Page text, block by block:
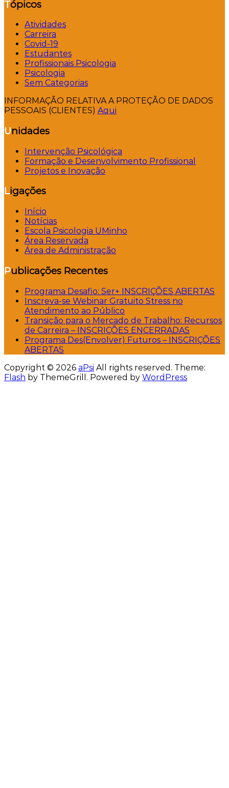
Tópicos
Atividades
Carreira
Covid-19
Estudantes
Profissionais Psicologia
Psicologia
Sem Categorias
INFORMAÇÃO RELATIVA A PROTEÇÃO DE DADOS
PESSOAIS (CLIENTES) Aqui
Unidades
Intervenção Psicológica
Formação e Desenvolvimento Profissional
Projetos e Inovação
Ligações
Início
Notícias
Escola Psicologia UMinho
Área Reservada
Área de Administração
Publicações Recentes
Programa Desafio: Ser+ INSCRIÇÕES ABERTAS
Inscreva-se Webinar Gratuito Stress no
Atendimento ao Público
Transição para o Mercado de Trabalho: Recursos
de Carreira – INSCRIÇÕES ENCERRADAS
Programa Des(Envolver) Futuros – INSCRIÇÕES
ABERTAS
Copyright © 2026 aPsi All rights reserved. Theme:
Flash by ThemeGrill. Powered by WordPress